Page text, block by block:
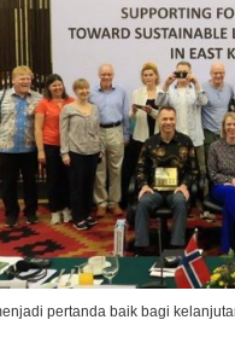
pertanda baik bagi